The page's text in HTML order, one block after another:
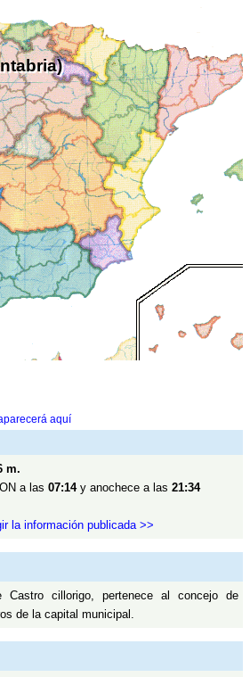
aquí
m.
a las 07:14y anochece a las 21:34
la información publicada >>
cillorigo, pertenece al concejo de
de la capital municipal.